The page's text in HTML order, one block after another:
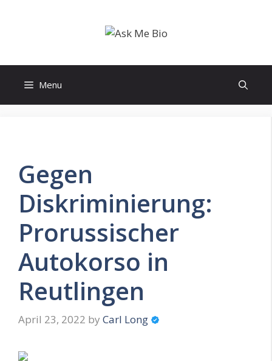
Menu
Gegen
Diskriminierung:
Prorussischer
Autokorso in
Reutlingen
April 23, 2022 by Carl Long